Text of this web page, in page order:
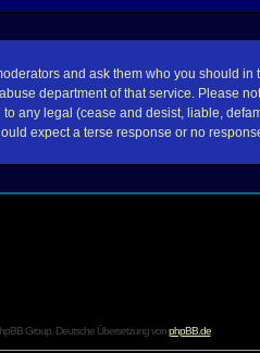
and ask them who you should
department of that service. Please
legal (cease and desist, liable,
expect a terse response or no
Group. Deutsche Übersetzung vonphpBB.de